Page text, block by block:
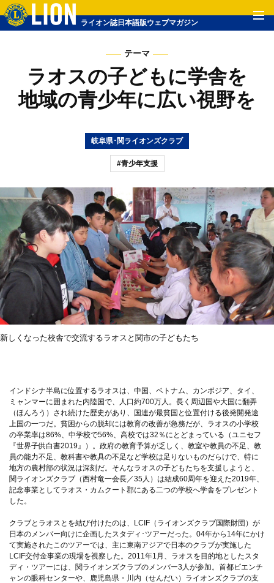
ライオン誌日本語版ウェブマガジン
テーマ
ラオスの子どもに学舎を
地域の青少年に広い視野を
岐阜県･関ライオンズクラブ
#青少年支援
新しくなった校舎で交流するラオスと関市の子どもたち
インドシナ半島に位置するラオスは、中国、ベトナム、カンボジア、タイ、
ミャンマーに囲まれた内陸国で、人口約700万人。長く周辺国や大国に翻弄
（ほんろう）され続けた歴史があり、国連が最貧国と位置付ける後発開発途
上国の一つだ。貧困からの脱却には教育の改善が急務だが、ラオスの小学校
の卒業率は86%、中学校で56%、高校では32％にとどまっている（ユニセフ
『世界子供白書2019』）。政府の教育予算が乏しく、教室や教員の不足、教
員の能力不足、教科書や教具の不足など学校は足りないものだらけで、特に
地方の農村部の状況は深刻だ。そんなラオスの子どもたちを支援しようと、
関ライオンズクラブ（西村竜一会長／35人）は結成60周年を迎えた2019年、
記念事業としてラオス・カムクート郡にある二つの学校へ学舎をプレゼント
した。
クラブとラオスとを結び付けたのは、LCIF（ライオンズクラブ国際財団）が
日本のメンバー向けに企画したスタディ･ツアーだった。04年から14年にかけ
て実施されたこのツアーでは、主に東南アジアで日本のクラブが実施した
LCIF交付金事業の現場を視察した。2011年1月、ラオスを目的地としたスタ
ディ・ツアーには、関ライオンズクラブのメンバー3人が参加。首都ビエンチ
ャンの眼科センターや、鹿児島県・川内（せんだい）ライオンズクラブの支